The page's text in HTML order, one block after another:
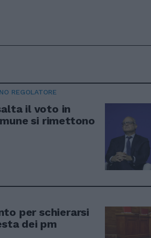
REGOLATORE
il voto in
si rimettono
per schierarsi
dei pm